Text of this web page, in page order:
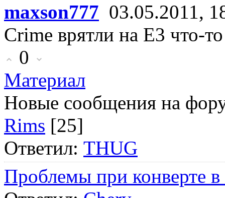
maxson777 03.05.2011,
Crime врятли на Е3 что-
0
Материал
Новые сообщения на
Rims [25]
Ответил: THUG
Проблемы при конверте